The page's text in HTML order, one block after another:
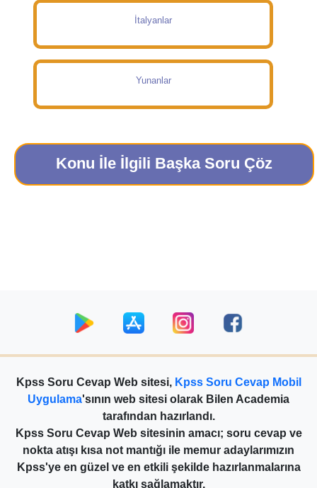
İtalyanlar
Yunanlar
Konu İle İlgili Başka Soru Çöz
Kpss Soru Cevap Web sitesi, Kpss Soru Cevap Mobil
Uygulama'sının web sitesi olarak Bilen Academia
tarafından hazırlandı.
Kpss Soru Cevap Web sitesinin amacı; soru cevap ve
nokta atışı kısa not mantığı ile memur adaylarımızın
Kpss'ye en güzel ve en etkili şekilde hazırlanmalarına
katkı sağlamaktır.